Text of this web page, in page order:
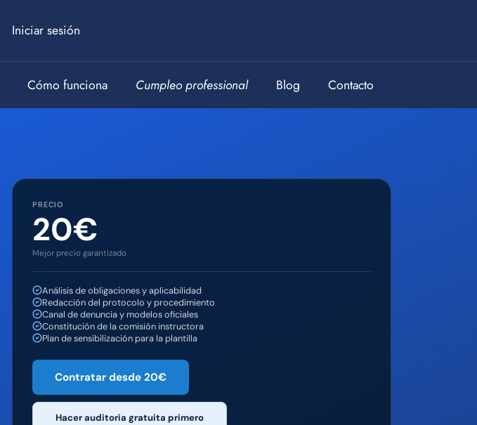
Iniciar sesión
Cómo funciona Cumpleo professional Blog Contacto
PRECIO
20€
Mejor precio garantizado
Análisis de obligaciones y aplicabilidad
Redacción del protocolo y procedimiento
Canal de denuncia y modelos oficiales
Constitución de la comisión instructora
Plan de sensibilización para la plantilla
Contratar desde 20€
Hacer auditoría gratuita primero